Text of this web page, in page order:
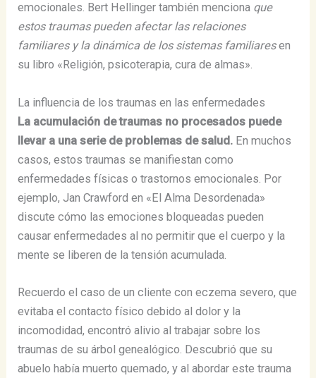
emocionales​​. Bert Hellinger también menciona que
estos traumas pueden afectar las relaciones
familiares y la dinámica de los sistemas familiaresen
su libro «Religión, psicoterapia, cura de almas»​​.
La influencia de los traumas en las enfermedades
La acumulación de traumas no procesados puede
llevar a una serie de problemas de salud. En muchos
casos, estos traumas se manifiestan como
enfermedades físicas o trastornos emocionales. Por
ejemplo, Jan Crawford en «El Alma Desordenada»
discute cómo las emociones bloqueadas pueden
causar enfermedades al no permitir que el cuerpo y la
mente se liberen de la tensión acumulada​​.
Recuerdo el caso de un cliente con eczema severo, que
evitaba el contacto físico debido al dolor y la
incomodidad, encontró alivio al trabajar sobre los
traumas de su árbol genealógico. Descubrió que su
abuelo había muerto quemado, y al abordar este trauma